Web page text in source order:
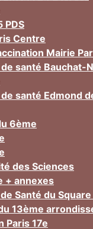
PDS
Centre
Mairie
santé Bauchat-
santé Edmond
6ème
des Sciences
+ annexes
Santé du
13ème
Paris 17e